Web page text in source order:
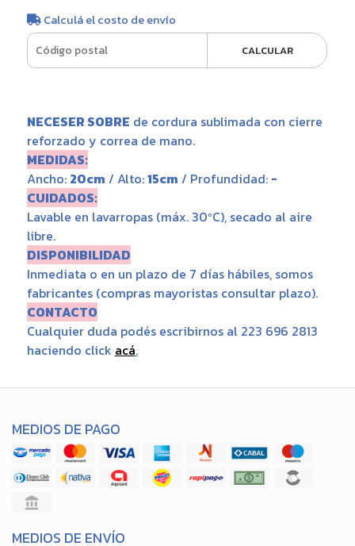
Calculá el costo de envío
CALCULAR
NECESER SOBRE de cordura sublimada con cierre
reforzado y correa de mano.
MEDIDAS:
Ancho: 20cm / Alto:15cm / Profundidad: -
CUIDADOS:
Lavable en lavarropas (máx. 30ºC), secado al aire
libre.
DISPONIBILIDAD
Inmediata o en un plazo de 7 días hábiles, somos
fabricantes (compras mayoristas consultar plazo).
CONTACTO
Cualquier duda podés escribirnos al 223 696 2813
haciendo click acá.
MEDIOS DE PAGO
MEDIOS DE ENVÍO